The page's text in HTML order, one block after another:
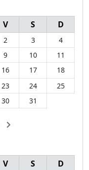
V S D
2 3
4
9 10
11
16 17
18
23 24
25
30 31
V S D